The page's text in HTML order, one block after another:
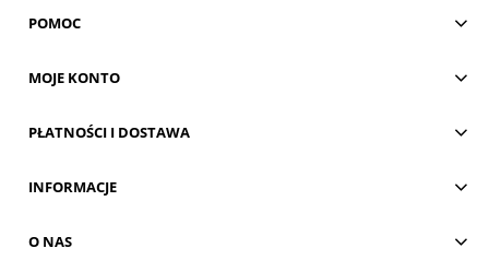
POMOC
MOJE KONTO
PŁATNOŚCI I DOSTAWA
INFORMACJE
O NAS